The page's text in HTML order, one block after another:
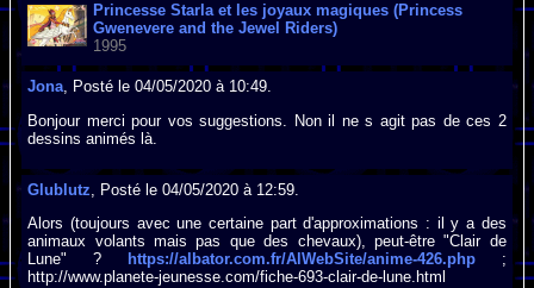
Princesse Starla et les joyaux magiques (Princess
Gwenevere and the Jewel Riders)
1995
Jona, Posté le 04/05/2020 à 10:49.
Bonjour merci pour vos suggestions. Non il ne s agit pas de ces 2
dessins animés là.
Glublutz , Posté le 04/05/2020 à 12:59.
Alors (toujours avec une certaine part d'approximations : il y a des
animaux volants mais pas que des chevaux), peut-être "Clair de
Lune" ?
https://albator.com.fr/AlWebSite/anime-426.php;
http://www.planete-jeunesse.com/fiche-693-clair-de-lune.html